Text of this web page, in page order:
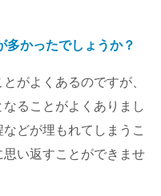
かったでしょうか？
がよくあるのですが、
ることがよくありまし
どが埋もれてしまうこ
い返すことができませ